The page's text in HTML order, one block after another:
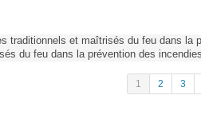
traditionnels et maîtrisés du feu dans la
du feu dans la prévention des
1 2 3